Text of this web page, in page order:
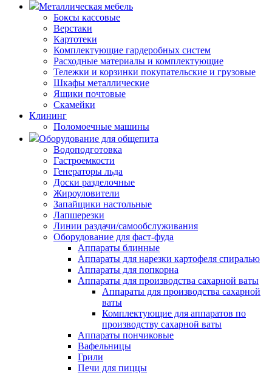
Металлическая мебель
Боксы кассовые
Верстаки
Картотеки
Комплектующие гардеробных систем
Расходные материалы и комплектующие
Тележки и корзинки покупательские и грузовые
Шкафы металлические
Ящики почтовые
Скамейки
Клининг
Поломоечные машины
Оборудование для общепита
Водоподготовка
Гастроемкости
Генераторы льда
Доски разделочные
Жироуловители
Запайщики настольные
Лапшерезки
Линии раздачи/самообслуживания
Оборудование для фаст-фуда
Аппараты блинные
Аппараты для нарезки картофеля спиралью
Аппараты для попкорна
Аппараты для производства сахарной ваты
Аппараты для производства сахарной
ваты
Комплектующие для аппаратов по
производству сахарной ваты
Аппараты пончиковые
Вафельницы
Грили
Печи для пиццы